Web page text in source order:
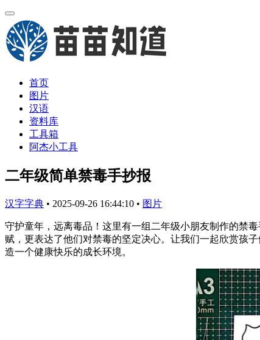
首页
图片
汉语
资料库
工具箱
阿杰小工具
二年级简单禁毒手抄报
汉字字典 • 2025-09-26 16:44:10 • 图片
守护童年，远离毒品！这里有一组二年级小朋友制作的禁
赋，更表达了他们对禁毒的坚定决心。让我们一起欣赏孩
造一个健康快乐的成长环境。